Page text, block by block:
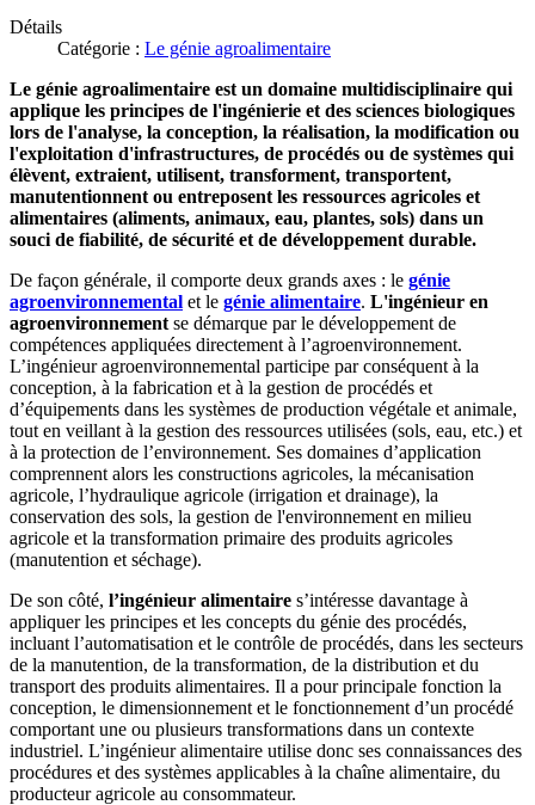
Détails
Catégorie : Le génie agroalimentaire
Le génie agroalimentaire est un domaine multidisciplinaire qui
applique les principes de l'ingénierie et des sciences biologiques
lors de l'analyse, la conception, la réalisation, la modification ou
l'exploitation d'infrastructures, de procédés ou de systèmes qui
élèvent, extraient, utilisent, transforment, transportent,
manutentionnent ou entreposent les ressources agricoles et
alimentaires (aliments, animaux, eau, plantes, sols) dans un
souci de fiabilité, de sécurité et de développement durable.
De façon générale, il comporte deux grands axes : le génie
agroenvironnemental et le génie alimentaire. L'ingénieur en
agroenvironnement se démarque par le développement de
compétences appliquées directement à l’agroenvironnement.
L’ingénieur agroenvironnemental participe par conséquent à la
conception, à la fabrication et à la gestion de procédés et
d’équipements dans les systèmes de production végétale et animale,
tout en veillant à la gestion des ressources utilisées (sols, eau, etc.) et
à la protection de l’environnement. Ses domaines d’application
comprennent alors les constructions agricoles, la mécanisation
agricole, l’hydraulique agricole (irrigation et drainage), la
conservation des sols, la gestion de l'environnement en milieu
agricole et la transformation primaire des produits agricoles
(manutention et séchage).
De son côté, l’ingénieur alimentaire s’intéresse davantage à
appliquer les principes et les concepts du génie des procédés,
incluant l’automatisation et le contrôle de procédés, dans les secteurs
de la manutention, de la transformation, de la distribution et du
transport des produits alimentaires. Il a pour principale fonction la
conception, le dimensionnement et le fonctionnement d’un procédé
comportant une ou plusieurs transformations dans un contexte
industriel. L’ingénieur alimentaire utilise donc ses connaissances des
procédures et des systèmes applicables à la chaîne alimentaire, du
producteur agricole au consommateur.